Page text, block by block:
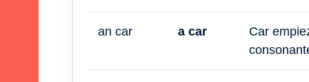
an car a car
Car